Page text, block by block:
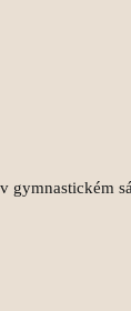
gymnastickém